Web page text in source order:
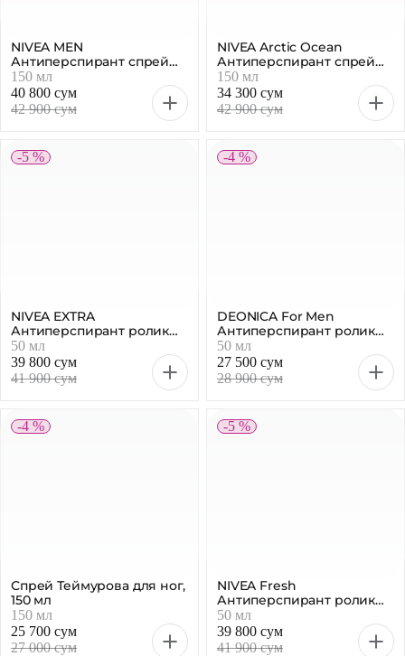
NIVEA MEN
Антиперспирант спрей
Черное и белое, 150 мл
150 мл
40 800 сум
42 900 сум
NIVEA Arctic Ocean
Антиперспирант спрей
мужской, 150 мл
150 мл
34 300 сум
42 900 сум
-5 %
NIVEA EXTRA
Антиперспирант ролик
Черное и Белое мужской,
50мл
50 мл
39 800 сум
41 900 сум
-4 %
DEONICA For Men
Антиперспирант ролик
Невидимый, 50 мл
50 мл
27 500 сум
28 900 сум
-4 %
Спрей Теймурова для ног,
150 мл
150 мл
25 700 сум
27 000 сум
-5 %
NIVEA Fresh
Антиперспирант ролик
для черного и белого, 50
мл
50 мл
39 800 сум
41 900 сум